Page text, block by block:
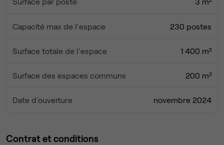
Une possibilité de domiciliation d'entreprise
Périphérique facilement joignable
Freelance, TPE ou startup en croissance : cet
productivité et faciliter les échanges. Venez rejoindre une
correspond !
Capacité max de l'espace 230 postes
Surface totale de l'espace 1 400 m²
Surface des espaces communs 200 m²
Date d'ouverture novembre 2024
Contrat et conditions